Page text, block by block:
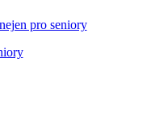
pro seniory